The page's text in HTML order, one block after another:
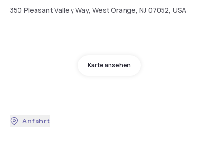
350 Pleasant Valley Way, West Orange, NJ 07052, USA
Karte ansehen
Anfahrt